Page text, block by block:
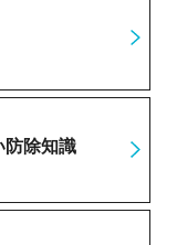
防除知識